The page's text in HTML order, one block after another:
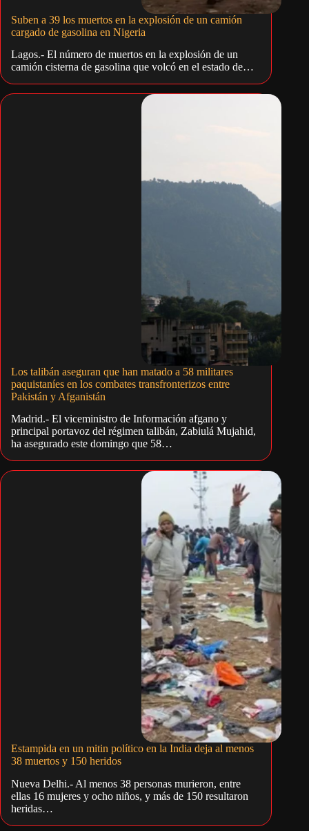
Suben a 39 los muertos en la explosión de un camión
cargado de gasolina en Nigeria
Lagos.- El número de muertos en la explosión de un
camión cisterna de gasolina que volcó en el estado de…
Los talibán aseguran que han matado a 58 militares
paquistaníes en los combates transfronterizos entre
Pakistán y Afganistán
Madrid.- El viceministro de Información afgano y
principal portavoz del régimen talibán, Zabiulá Mujahid,
ha asegurado este domingo que 58…
Estampida en un mitin político en la India deja al menos
38 muertos y 150 heridos
Nueva Delhi.- Al menos 38 personas murieron, entre
ellas 16 mujeres y ocho niños, y más de 150 resultaron
heridas…